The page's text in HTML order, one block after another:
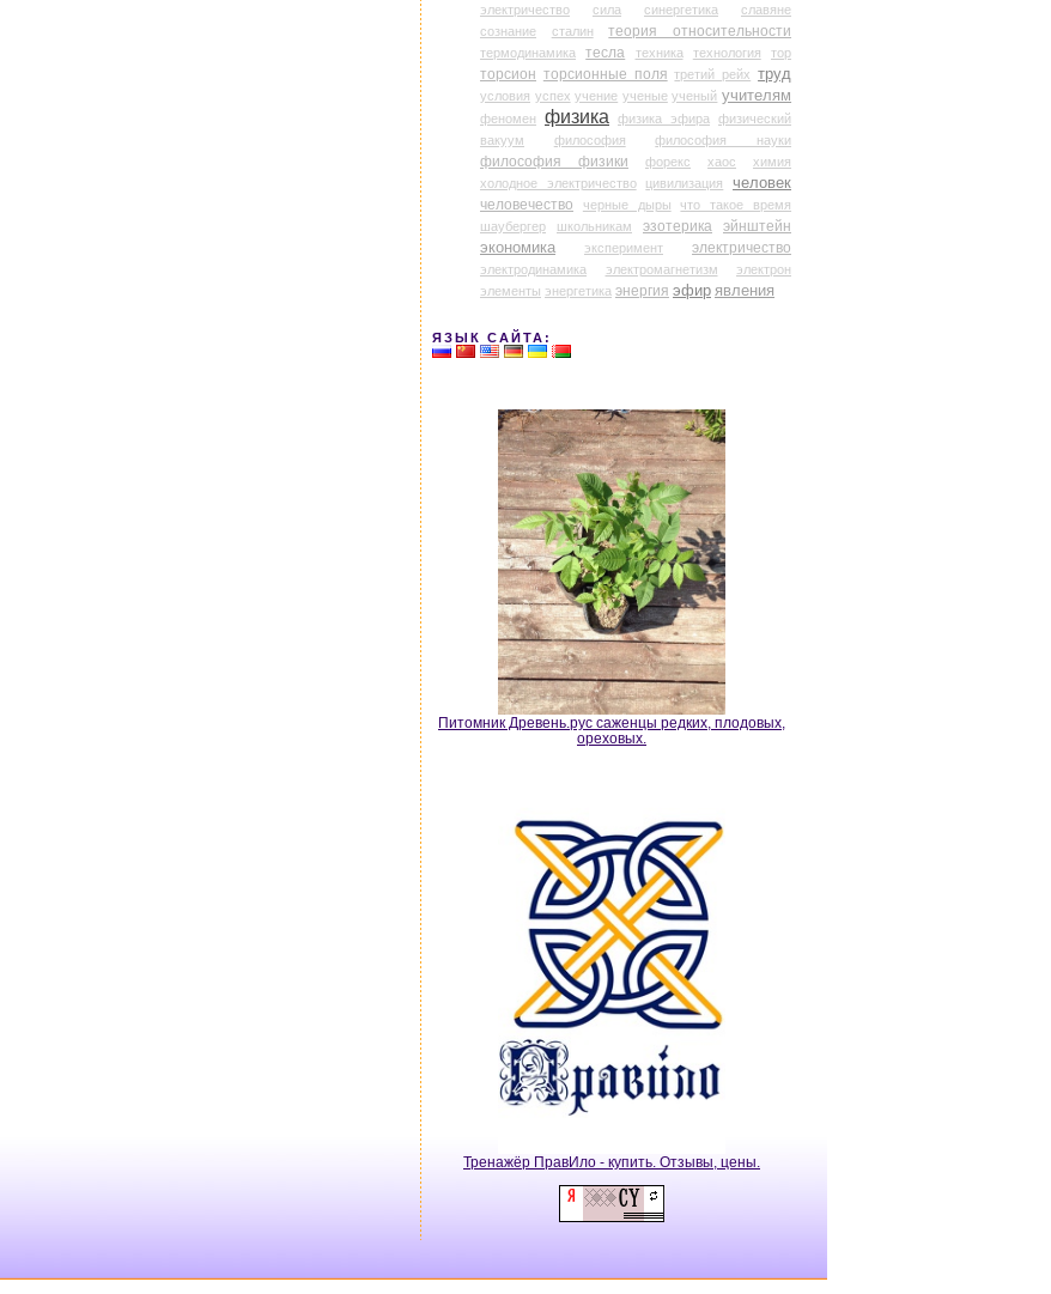
электричество
сила синергетика
славяне
сознание
сталин теория относительности
термодинамика тесла техника технология тор
торсион торсионные поля третий рейх труд
условия успех учение ученые ученый учителям
феномен физика физика эфира
физический
вакуум
философия философия науки
философия физики форекс хаос
химия
холодное электричество
цивилизация человек
человечество черные дыры
что такое время
шаубергер
школьникам эзотерика
эйнштейн
экономика
эксперимент электричество
электродинамика электромагнетизм
электрон
элементы энергетика энергия эфир явления
ЯЗЫК САЙТА:
Питомник Древень.рус саженцы редких, плодовых,
ореховых.
Тренажёр ПравИло - купить. Отзывы, цены.